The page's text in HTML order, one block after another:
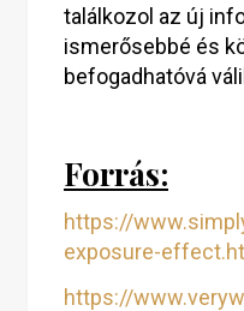
találkozol az új
ismerősebbé és
befogadhatóvá
Forrás:
https://
exposure-
https://